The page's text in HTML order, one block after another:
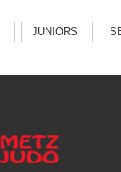
JUNIORS